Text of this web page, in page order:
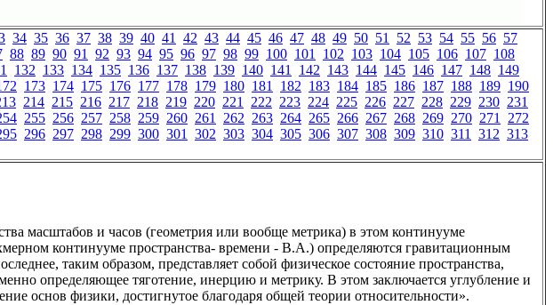
34 35 36 37 38 39 40 41 42 43 44 45 46 47 48 49 50 51 52 53 54 55 56 57
88 89 90 91 92 93 94 95 96 97 98 99 100 101 102 103 104 105 106 107 108
132 133 134 135 136 137 138 139 140 141 142 143 144 145 146 147 148 149
173 174 175 176 177 178 179 180 181 182 183 184 185 186 187 188 189 190
214 215 216 217 218 219 220 221 222 223 224 225 226 227 228 229 230 231
255 256 257 258 259 260 261 262 263 264 265 266 267 268 269 270 271 272
296 297 298 299 300 301 302 303 304 305 306 307 308 309 310 311 312 313
масштабов и часов (геометрия или вообще метрика) в этом континууме
континууме пространства- времени - В.А.) определяются гравитационным
таким образом, представляет собой физическое состояние пространства,
определяющее тяготение, инерцию и метрику. В этом заключается углубление и
основ физики, достигнутое благодаря общей теории относительности».